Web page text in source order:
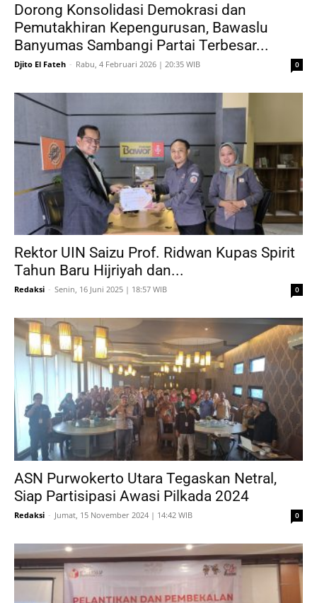
Dorong Konsolidasi Demokrasi dan
Pemutakhiran Kepengurusan, Bawaslu
Banyumas Sambangi Partai Terbesar...
Djito El Fateh - Rabu, 4 Februari 2026 | 20:35 WIB 0
Rektor UIN Saizu Prof. Ridwan Kupas Spirit
Tahun Baru Hijriyah dan...
Redaksi - Senin, 16 Juni 2025 | 18:57 WIB 0
ASN Purwokerto Utara Tegaskan Netral,
Siap Partisipasi Awasi Pilkada 2024
Redaksi - Jumat, 15 November 2024 | 14:42 WIB 0